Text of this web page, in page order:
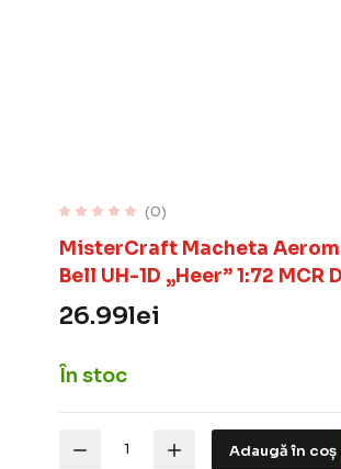
(0)
MisterCraft Macheta
Bell UH-1D „Heer” 1:72 MCR
26.99lei
În stoc
MisterCraft
Adaugă în coș